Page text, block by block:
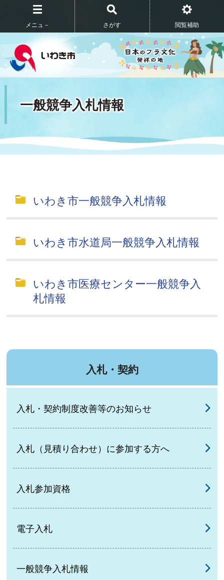
メニュ－ さがす 閲覧補助
一般競争入札情報
いわき市一般競争入札情報
いわき市水道局一般競争入札情報
いわき市医療センター一般競争入
札情報
入札・契約
入札・契約制度改善等のお知らせ
入札（見積り合わせ）に参加する方へ
入札参加資格
電子入札
一般競争入札情報